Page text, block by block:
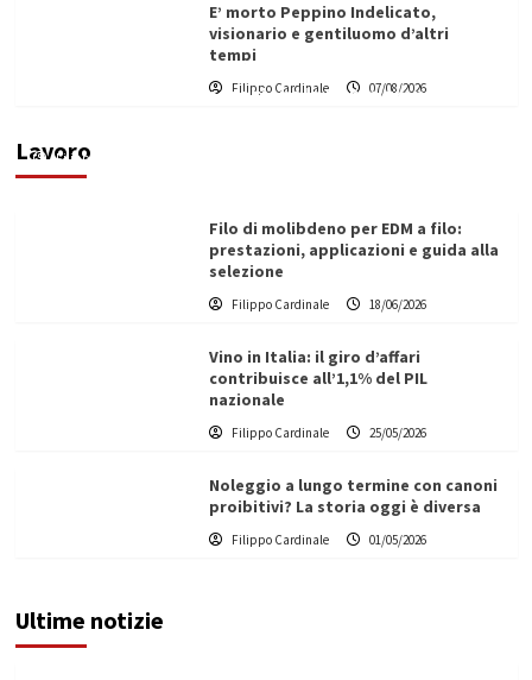
E’ morto Peppino Indelicato,
visionario e gentiluomo d’altri
tempi
Filippo Cardinale 07/08/2026
Lavoro
L’ingegnere saccense Buscarnera partner chiave
di un progetto transnazionale per la transizione
Filippo Cardinale
Filo di molibdeno per EDM a filo:
prestazioni, applicazioni e guida alla
selezione
Filippo Cardinale 18/06/2026
Vino in Italia: il giro d’affari
contribuisce all’1,1% del PIL
nazionale
Filippo Cardinale 25/05/2026
Noleggio a lungo termine con canoni
proibitivi? La storia oggi è diversa
Filippo Cardinale 01/05/2026
Ultime notizie